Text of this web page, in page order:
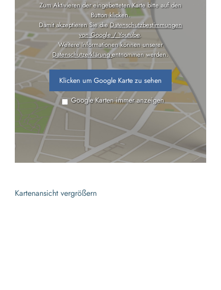
Zum Aktivieren der eingebetteten Karte bitte auf den
Button klicken.
Damit akzeptieren Sie dieDatenschutzbestimmungen
von Google / Youtube.
Weitere Informationen können unserer
Datenschutzerklärungentnommen werden.
Klicken um Google Karte zu sehen
Google Karten immer anzeigen
Kartenansicht vergrößern